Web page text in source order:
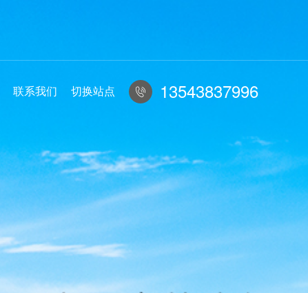
联系我们 切换站点  13543837996